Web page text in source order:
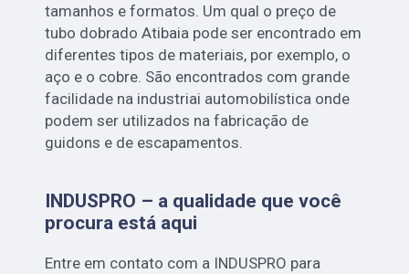
tamanhos e formatos. Um qual o preço de
tubo dobrado Atibaia pode ser encontrado em
diferentes tipos de materiais, por exemplo, o
aço e o cobre. São encontrados com grande
facilidade na industriai automobilística onde
podem ser utilizados na fabricação de
guidons e de escapamentos.
INDUSPRO – a qualidade que você
procura está aqui
Entre em contato com a INDUSPRO para